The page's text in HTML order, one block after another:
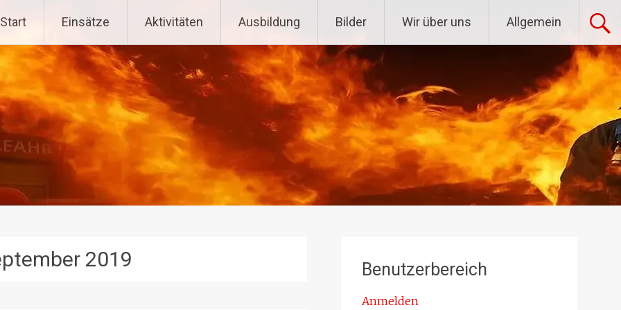
Wohlfahrts
Start Einsätze Aktivitäten Ausbildung Bilder Wir über uns Allgemein
2019 Benutzerbereich
Anmelden